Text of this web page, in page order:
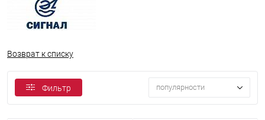
Возврат к списку
Фильтр популярности